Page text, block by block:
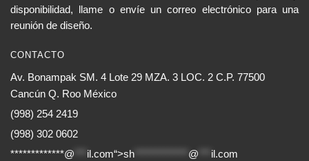
disponibilidad, llame o envíe un correo electrónico para una
reunión de diseño.
CONTACTO
Av. Bonampak SM. 4 Lote 29 MZA. 3 LOC. 2 C.P. 77500
Cancún Q. Roo México
(998) 254 2419
(998) 302 0602
*************@
il.com“>sh @ il.com